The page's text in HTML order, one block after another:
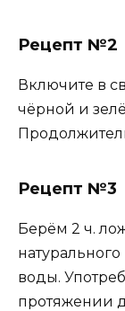
Рецепт №2
Включите в
чёрной и
Рецепт №3
Берём 2 ч.
воды.
протяжении